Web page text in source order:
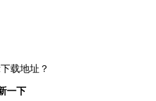
载地址？
一下